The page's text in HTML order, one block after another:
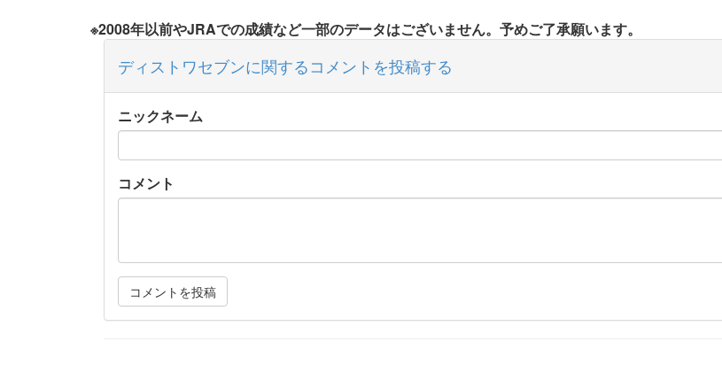
※2008年以前やJRAでの成績など一部のデータはございません。予めご了承願います。
ディストワセブンに関するコメントを投稿する
ニックネーム
コメント